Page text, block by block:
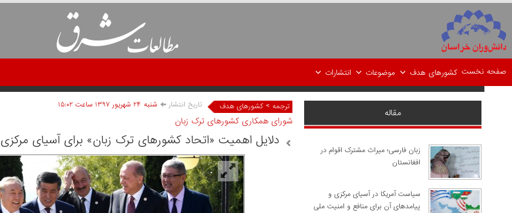
صفحه نخست کشورهای هدف موضوعات انتشارات
ترجمه > کشورهای هدف تاریخ انتشار شنبه ۲۴ شهريور ۱۳۹۷ ساعت ۱۵:۰۲
شورای همکاری کشورهای ترک زبان
دلایل اهمیت «اتحاد کشورهای ترک زبان» برای آسیای مرکزی
مقاله
زبان فارسی؛ میراث مشترک اقوام در
افغانستان
سیاست آمریکا در آسیای مرکزی و
پیامدهای آن برای منافع و امنیت ملی